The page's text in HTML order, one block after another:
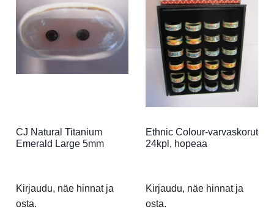
CJ Natural Titanium
Emerald Large 5mm
Kirjaudu, näe hinnat ja
osta.
Ethnic Colour-varvaskorut
24kpl, hopeaa
Kirjaudu, näe hinnat ja
osta.